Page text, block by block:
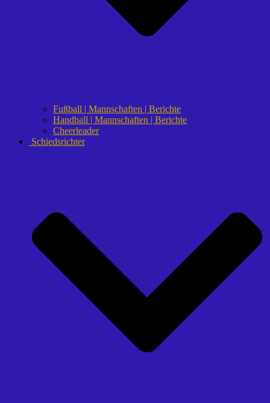
Fußball | Mannschaften | Berichte
Handball | Mannschaften | Berichte
Cheerleader
Schiedsrichter